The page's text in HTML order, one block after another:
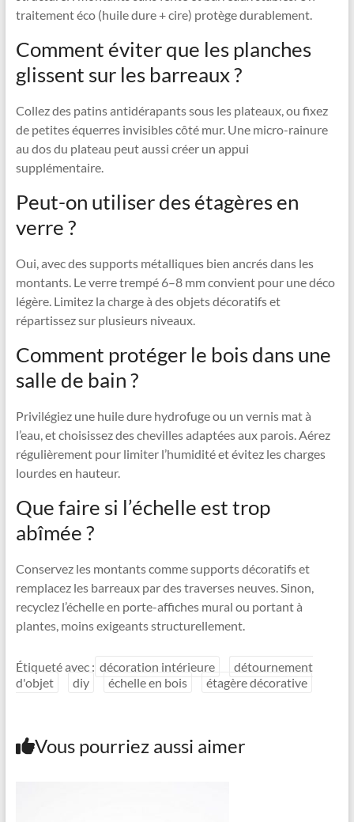
traitement éco (huile dure + cire) protège durablement.
Comment éviter que les planches
glissent sur les barreaux ?
Collez des patins antidérapants sous les plateaux, ou fixez
de petites équerres invisibles côté mur. Une micro-rainure
au dos du plateau peut aussi créer un appui
supplémentaire.
Peut-on utiliser des étagères en
verre ?
Oui, avec des supports métalliques bien ancrés dans les
montants. Le verre trempé 6–8 mm convient pour une déco
légère. Limitez la charge à des objets décoratifs et
répartissez sur plusieurs niveaux.
Comment protéger le bois dans une
salle de bain ?
Privilégiez une huile dure hydrofuge ou un vernis mat à
l’eau, et choisissez des chevilles adaptées aux parois. Aérez
régulièrement pour limiter l’humidité et évitez les charges
lourdes en hauteur.
Que faire si l’échelle est trop
abîmée ?
Conservez les montants comme supports décoratifs et
remplacez les barreaux par des traverses neuves. Sinon,
recyclez l’échelle en porte-affiches mural ou portant à
plantes, moins exigeants structurellement.
Étiqueté avec : décoration intérieure
détournement
d'objet
diy échelle en bois étagère décorative
Vous pourriez aussi aimer